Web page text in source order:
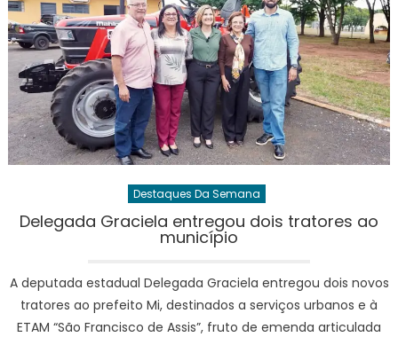
Destaques Da Semana
Delegada Graciela entregou dois tratores ao
município
A deputada estadual Delegada Graciela entregou dois novos
tratores ao prefeito Mi, destinados a serviços urbanos e à
ETAM “São Francisco de Assis”, fruto de emenda articulada